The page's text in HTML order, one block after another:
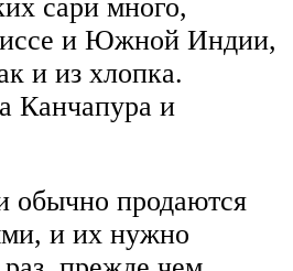
сари много,
и Южной Индии,
и из хлопка.
Канчапура и
обычно продаются
и их нужно